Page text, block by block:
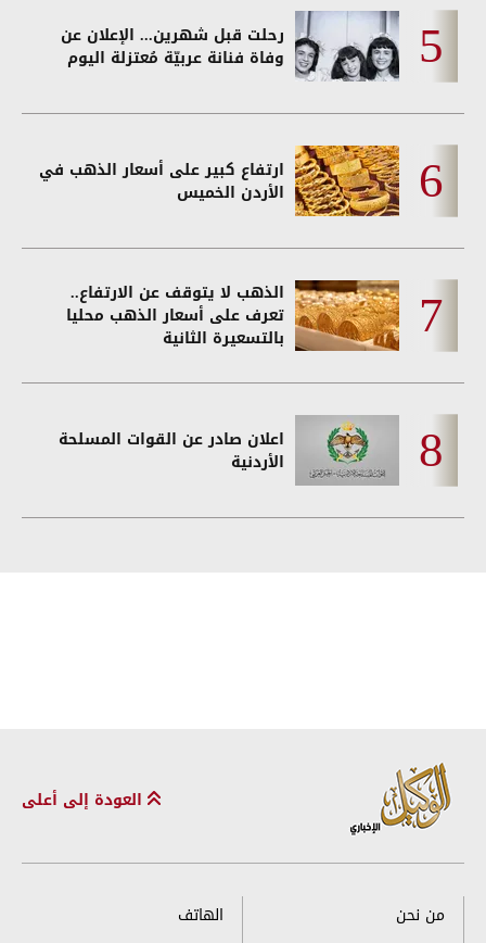
رحلت قبل شهرين... الإعلان عن
وفاة فنانة عربيّة مُعتزلة اليوم
ارتفاع كبير على أسعار الذهب في
الأردن الخميس
الذهب لا يتوقف عن الارتفاع..
تعرف على أسعار الذهب محليا
بالتسعيرة الثانية
اعلان صادر عن القوات المسلحة
الأردنية
العودة إلى أعلى
من نحن
الهاتف